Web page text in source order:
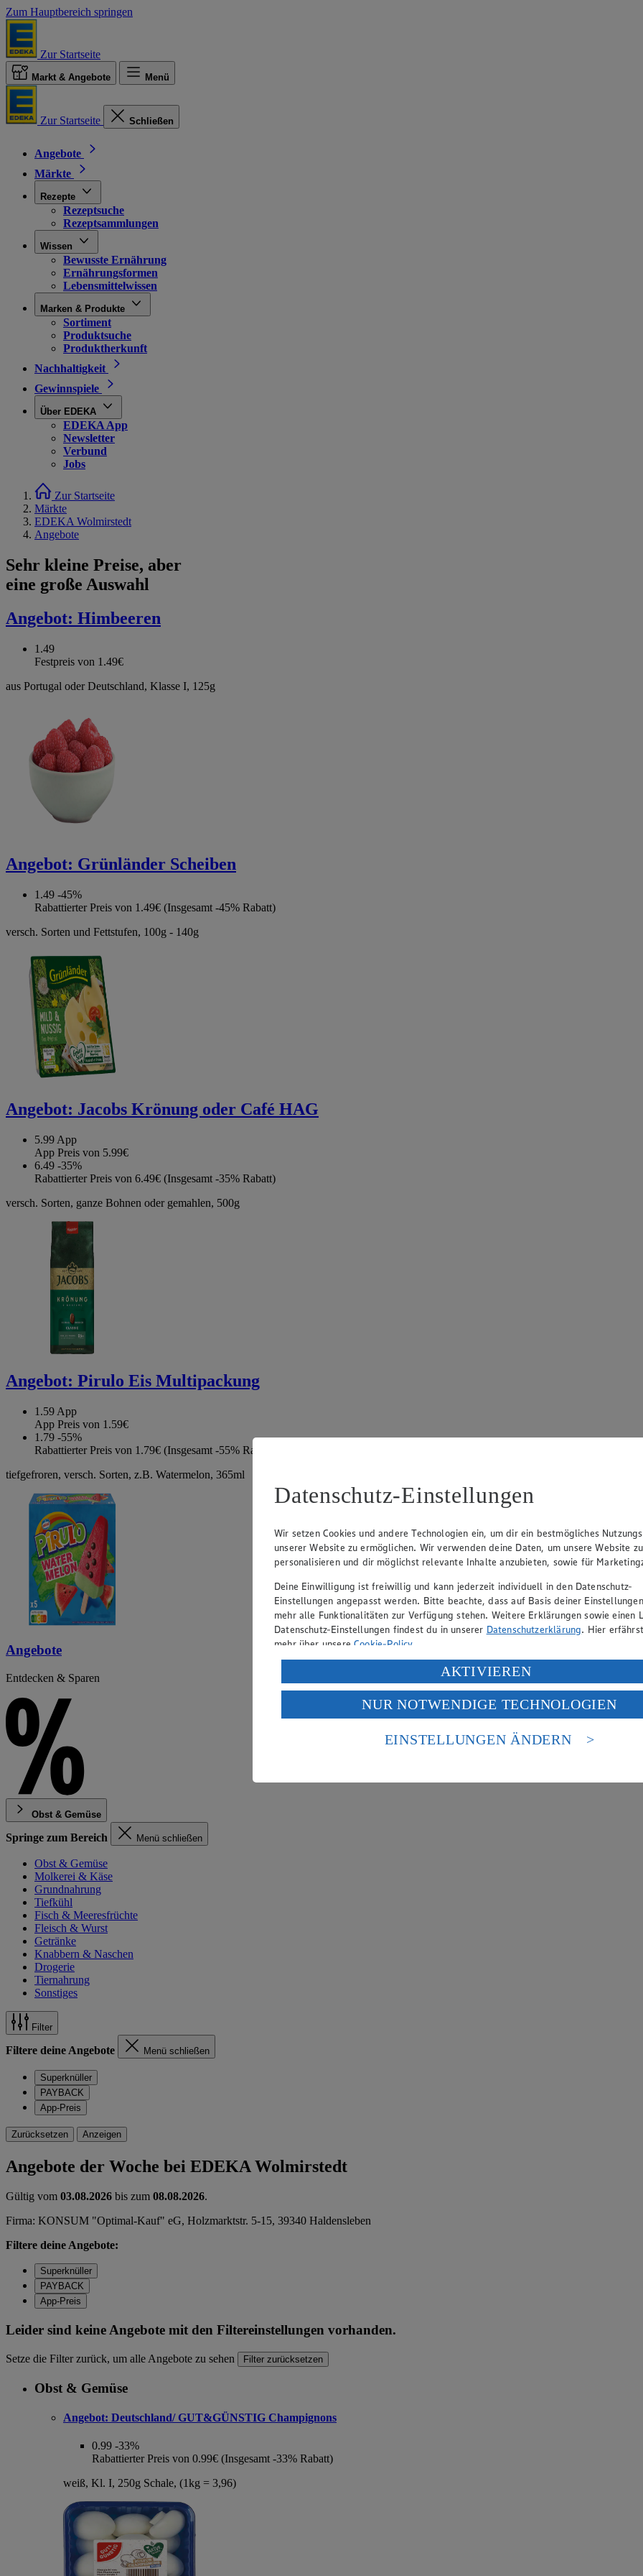
Zum Hauptbereich springen
Zur Startseite
Markt & Angebote Menü
Zur Startseite Schließen
Angebote
Märkte
Rezepte
Rezeptsuche
Rezeptsammlungen
Wissen
Bewusste Ernährung
Ernährungsformen
Lebensmittelwissen
Marken & Produkte
Sortiment
Produktsuche
Produktherkunft
Nachhaltigkeit
Gewinnspiele
Über EDEKA
EDEKA App
Newsletter
Verbund
Jobs
Zur Startseite
Märkte
EDEKA Wolmirstedt
Angebote
Sehr kleine Preise, aber
eine große Auswahl
Angebot: Himbeeren
1.49
Festpreis von 1.49€
aus Portugal oder Deutschland, Klasse I, 125g
Angebot: Grünländer Scheiben
1.49 -45%
Rabattierter Preis von 1.49€ (Insgesamt -45% Rabatt)
versch. Sorten und Fettstufen, 100g - 140g
Angebot: Jacobs Krönung oder Café HAG
5.99 App
App Preis von 5.99€
6.49 -35%
Rabattierter Preis von 6.49€ (Insgesamt -35% Rabatt)
versch. Sorten, ganze Bohnen oder gemahlen, 500g
Angebot: Pirulo Eis Multipackung
1.59 App
App Preis von 1.59€
1.79 -55%
Rabattierter Preis von 1.79€ (Insgesamt -55% Rabatt)
tiefgefroren, versch. Sorten, z.B. Watermelon, 365ml
Angebote
Entdecken & Sparen
Obst & Gemüse
Springe zum Bereich Menü schließen
Obst & Gemüse
Molkerei & Käse
Grundnahrung
Tiefkühl
Fisch & Meeresfrüchte
Fleisch & Wurst
Getränke
Knabbern & Naschen
Drogerie
Tiernahrung
Sonstiges
Filter
Filtere deine Angebote Menü schließen
Superknüller
PAYBACK
App-Preis
Zurücksetzen Anzeigen
Angebote der Woche bei EDEKA Wolmirstedt
Gültig vom 03.08.2026 bis zum 08.08.2026.
Firma: KONSUM "Optimal-Kauf" eG, Holzmarktstr. 5-15, 39340 Haldensleben
Filtere deine Angebote:
Superknüller
PAYBACK
App-Preis
Leider sind keine Angebote mit den Filtereinstellungen vorhanden.
Setze die Filter zurück, um alle Angebote zu sehen Filter zurücksetzen
Obst & Gemüse
Angebot: Deutschland/ GUT&GÜNSTIG Champignons
0.99 -33%
Rabattierter Preis von 0.99€ (Insgesamt -33% Rabatt)
weiß, Kl. I, 250g Schale, (1kg = 3,96)
Datenschutz-Einstellungen
Wir setzen Cookies und andere Technologien ein, um dir ein bestmögliches
unserer Website zu ermöglichen. Wir verwenden deine Daten, um unsere Website zu
personalisieren und dir möglichst relevante Inhalte anzubieten, sowie für
Deine Einwilligung ist freiwillig und kann jederzeit individuell in den Datenschutz-
Einstellungen angepasst werden. Bitte beachte, dass auf Basis deiner
mehr alle Funktionalitäten zur Verfügung stehen. Weitere Erklärungen sowie einen
Datenschutz-Einstellungen findest du in unserer Datenschutzerklärung. Hier
mehr über unsereCookie-Policy.
Verarbeitung deiner personenbezogenen Daten in den USA durch Facebook und
Wenn du auf „Aktivieren“ klickst, willigst du im Sinne des Art. 49 Abs. 1 Satz 1 lit.
ein, dass deine Daten in den USA verarbeitet werden. Der EuGH sieht die USA als
einem nach europäischen Standards nicht angemessenen Datenschutzniveau an. Es
Risiko eines Zugriffs durch US-amerikanische Behörden.
AKTIVIEREN
NUR NOTWENDIGE TECHNOLOGIEN
EINSTELLUNGEN ÄNDERN